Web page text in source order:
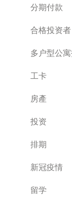
分期付款
合格投资者
多户型公
工卡
房產
投资
排期
新冠疫情
留学